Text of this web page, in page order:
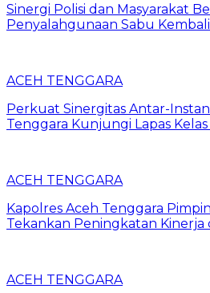
Sinergi Polisi dan Masyarakat
Penyalahgunaan Sabu
ACEH TENGGARA
Perkuat Sinergitas Antar-
Tenggara Kunjungi Lapas
ACEH TENGGARA
Kapolres Aceh Tenggara
Tekankan Peningkatan Kinerja
ACEH TENGGARA